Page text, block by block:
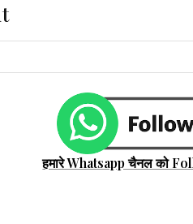
हमारे Whatsapp चैनल को